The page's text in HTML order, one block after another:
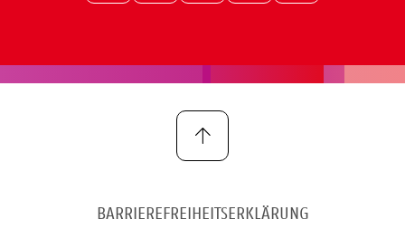
BARRIEREFREIHEITSERKLÄRUNG